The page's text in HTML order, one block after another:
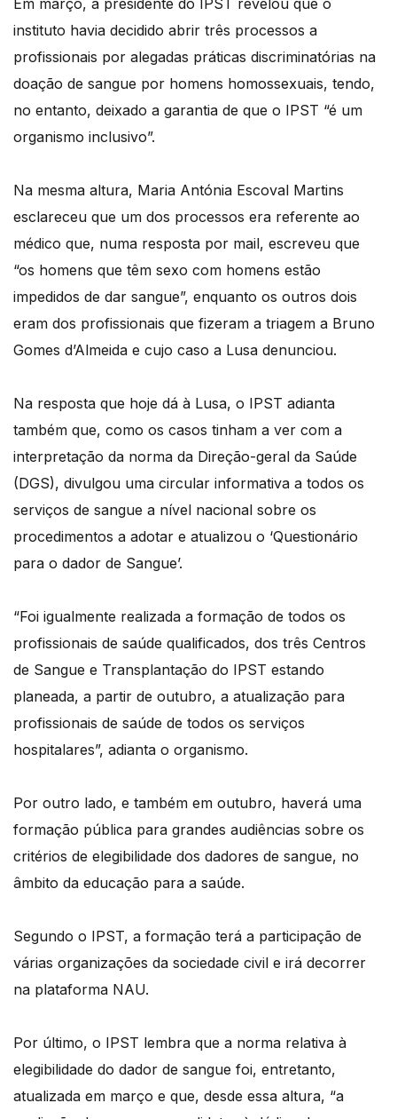
Em março, a presidente do IPST revelou que o
instituto havia decidido abrir três processos a
profissionais por alegadas práticas discriminatórias na
doação de sangue por homens homossexuais, tendo,
no entanto, deixado a garantia de que o IPST “é um
organismo inclusivo”.
Na mesma altura, Maria Antónia Escoval Martins
esclareceu que um dos processos era referente ao
médico que, numa resposta por mail, escreveu que
“os homens que têm sexo com homens estão
impedidos de dar sangue”, enquanto os outros dois
eram dos profissionais que fizeram a triagem a Bruno
Gomes d’Almeida e cujo caso a Lusa denunciou.
Na resposta que hoje dá à Lusa, o IPST adianta
também que, como os casos tinham a ver com a
interpretação da norma da Direção-geral da Saúde
(DGS), divulgou uma circular informativa a todos os
serviços de sangue a nível nacional sobre os
procedimentos a adotar e atualizou o ‘Questionário
para o dador de Sangue’.
“Foi igualmente realizada a formação de todos os
profissionais de saúde qualificados, dos três Centros
de Sangue e Transplantação do IPST estando
planeada, a partir de outubro, a atualização para
profissionais de saúde de todos os serviços
hospitalares”, adianta o organismo.
Por outro lado, e também em outubro, haverá uma
formação pública para grandes audiências sobre os
critérios de elegibilidade dos dadores de sangue, no
âmbito da educação para a saúde.
Segundo o IPST, a formação terá a participação de
várias organizações da sociedade civil e irá decorrer
na plataforma NAU.
Por último, o IPST lembra que a norma relativa à
elegibilidade do dador de sangue foi, entretanto,
atualizada em março e que, desde essa altura, “a